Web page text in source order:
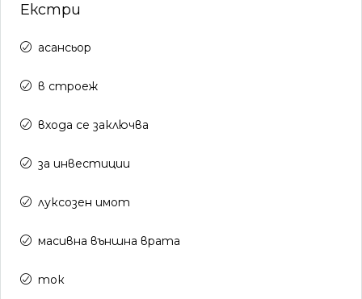
Екстри
асансьор
в строеж
входа се заключва
за инвестиции
луксозен имот
масивна външна врата
ток